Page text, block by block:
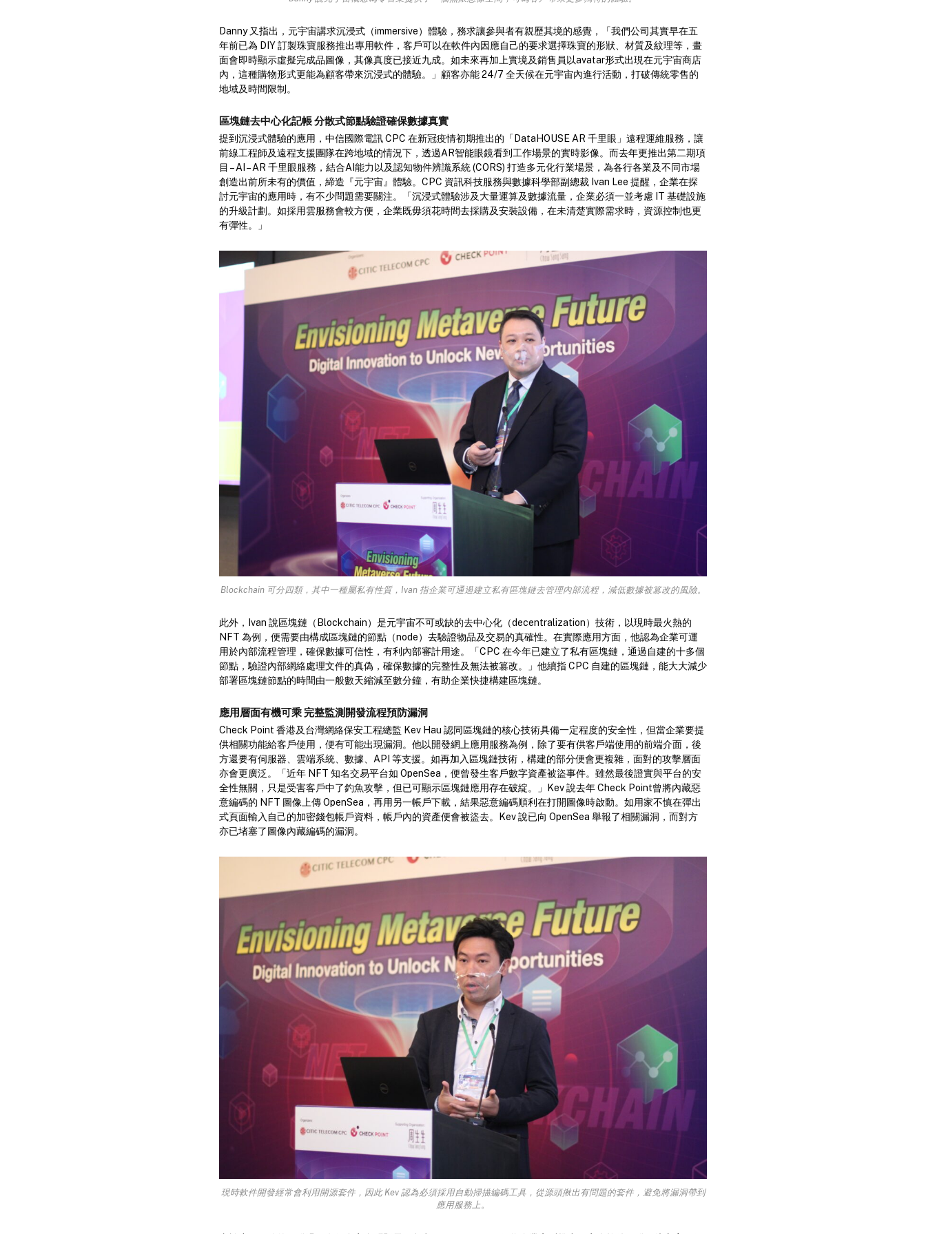
Danny 又指出，元宇宙講求沉浸式（immersive）體驗，務求讓參與者有親歷其境的感覺，「我們公司其實早在五
年前已為 DIY 訂製珠寶服務推出專用軟件，客戶可以在軟件內因應自己的要求選擇珠寶的形狀、材質及紋理等，畫
面會即時顯示虛擬完成品圖像，其像真度已接近九成。如未來再加上實境及銷售員以avatar形式出現在元宇宙商店
內，這種購物形式更能為顧客帶來沉浸式的體驗。」顧客亦能 24/7 全天候在元宇宙內進行活動，打破傳統零售的
地域及時間限制。
區塊鏈去中心化記帳 分散式節點驗證確保數據真實
提到沉浸式體驗的應用，中信國際電訊 CPC 在新冠疫情初期推出的「DataHOUSE AR 千里眼」遠程運維服務，讓
前線工程師及遠程支援團隊在跨地域的情況下，透過AR智能眼鏡看到工作場景的實時影像。而去年更推出第二期項
目 – AI – AR 千里眼服務，結合AI能力以及認知物件辨識系統 (CORS) 打造多元化行業場景，為各行各業及不同市場
創造出前所未有的價值，締造『元宇宙』體驗。CPC 資訊科技服務與數據科學部副總裁 Ivan Lee 提醒，企業在探
討元宇宙的應用時，有不少問題需要關注。「沉浸式體驗涉及大量運算及數據流量，企業必須一並考慮 IT 基礎設施
的升級計劃。如採用雲服務會較方便，企業既毋須花時間去採購及安裝設備，在未清楚實際需求時，資源控制也更
有彈性。」
Blockchain 可分四類，其中一種屬私有性質，Ivan 指企業可通過建立私有區塊鏈去管理內部流程，減低數據被篡改的風險。
此外，Ivan 說區塊鏈（Blockchain）是元宇宙不可或缺的去中心化（decentralization）技術，以現時最火熱的
NFT 為例，便需要由構成區塊鏈的節點（node）去驗證物品及交易的真確性。在實際應用方面，他認為企業可運
用於內部流程管理，確保數據可信性，有利內部審計用途。「CPC 在今年已建立了私有區塊鏈，通過自建的十多個
節點，驗證內部網絡處理文件的真偽，確保數據的完整性及無法被篡改。」他續指 CPC 自建的區塊鏈，能大大減少
部署區塊鏈節點的時間由一般數天縮減至數分鐘，有助企業快捷構建區塊鏈。
應用層面有機可乘 完整監測開發流程預防漏洞
Check Point 香港及台灣網絡保安工程總監 Kev Hau 認同區塊鏈的核心技術具備一定程度的安全性，但當企業要提
供相關功能給客戶使用，便有可能出現漏洞。他以開發網上應用服務為例，除了要有供客戶端使用的前端介面，後
方還要有伺服器、雲端系統、數據、API 等支援。如再加入區塊鏈技術，構建的部分便會更複雜，面對的攻擊層面
亦會更廣泛。「近年 NFT 知名交易平台如 OpenSea，便曾發生客戶數字資產被盜事件。雖然最後證實與平台的安
全性無關，只是受害客戶中了釣魚攻擊，但已可顯示區塊鏈應用存在破綻。」Kev 說去年 Check Point曾將內藏惡
意編碼的 NFT 圖像上傳 OpenSea，再用另一帳戶下載，結果惡意編碼順利在打開圖像時啟動。如用家不慎在彈出
式頁面輸入自己的加密錢包帳戶資料，帳戶內的資產便會被盜去。Kev 說已向 OpenSea 舉報了相關漏洞，而對方
亦已堵塞了圖像內藏編碼的漏洞。
現時軟件開發經常會利用開源套件，因此 Kev 認為必須採用自動掃描編碼工具，從源頭揪出有問題的套件，避免將漏洞帶到
應用服務上。